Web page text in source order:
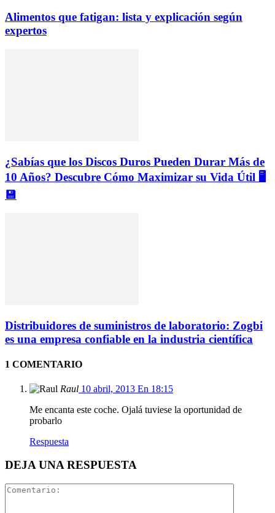
Alimentos que fatigan: lista y explicación según
expertos
¿Sabías que los Discos Duros Pueden Durar Más de
10 Años? Descubre Cómo Maximizar su Vida Útil 🖥️
💾
Distribuidores de suministros de laboratorio: Zogbi
es una empresa confiable en la industria científica
1 COMENTARIO
Raul 10 abril, 2013 En 18:15
Me encanta este coche. Ojalá tuviese la oportunidad de
probarlo
Respuesta
DEJA UNA RESPUESTA